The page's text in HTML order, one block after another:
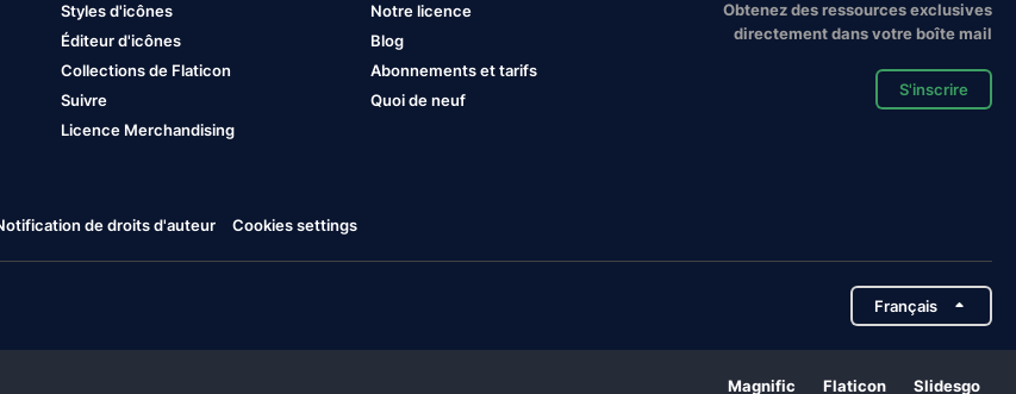
Styles d'icônes
Éditeur d'icônes
Collections de Flaticon
Suivre
Licence Merchandising
Notre licence
Blog
Abonnements et tarifs
Quoi de neuf
Obtenez des ressources exclusives
directement dans votre boîte mail
S'inscrire
de droits d'auteur Cookies settings
Français
Magnific Flaticon Slidesgo